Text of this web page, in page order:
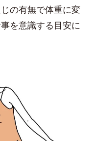
の有無で体重に変
を意識する目安に